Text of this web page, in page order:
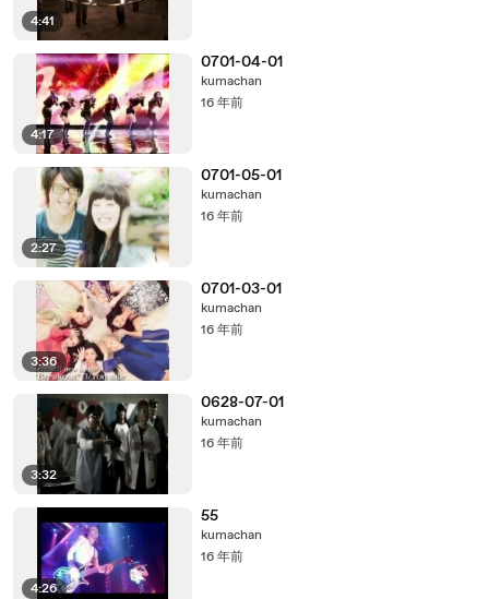
4:41
4:17
0701-04-01
kumachan
16 年前
2:27
0701-05-01
kumachan
16 年前
3:36
0701-03-01
kumachan
16 年前
3:32
0628-07-01
kumachan
16 年前
4:26
55
kumachan
16 年前